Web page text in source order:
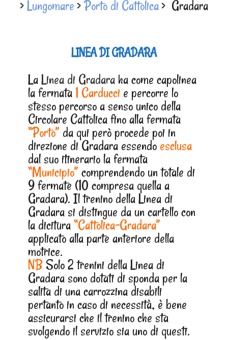
>Lungomare >Porto di Cattolica> Gradara
LINEA DI GRADARA
LaLinea di Gradara ha come capolinea
la fermata1 Carducci e percorre lo
stesso percorso a senso unico della
Circolare Cattolica fino alla fermata
“Porto” da qui però procede poi in
direzione di Gradara essendo esclusa
dal suo itinerario la fermata
“Municipio” comprendendo un totale di
9 fermate (10 compresa quella a
Gradara). Il trenino della Linea di
Gradara si distingue da un cartello con
la dicitura“Cattolica-Gradara”
applicato alla parte anteriore della
motrice.
NB Solo 2 trenini della Linea di
Gradara sono dotati di sponda per la
salita di una carrozzina disabili
pertanto in caso di necessità, è bene
assicurarsi che il trenino che sta
svolgendo il servizio sia uno di questi.